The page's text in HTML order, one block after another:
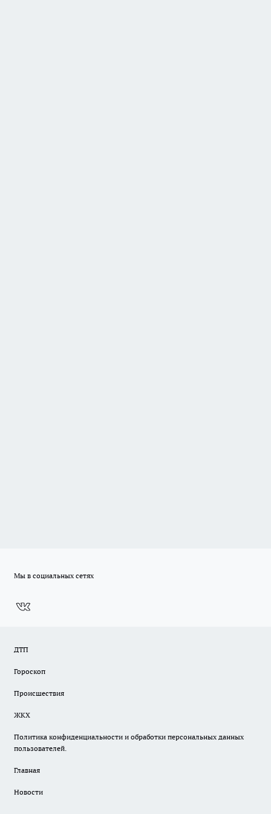
Мы в социальных сетях
ДТП
Гороскоп
Происшествия
ЖКХ
Политика конфиденциальности и обработки персональных данных
пользователей.
Главная
Новости